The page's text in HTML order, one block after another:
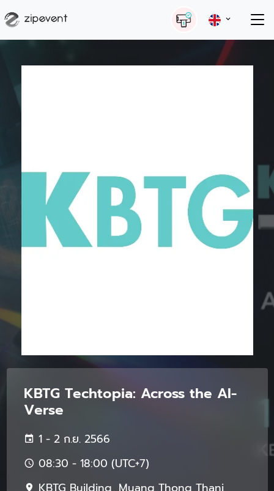
KBTG Techtopia: Across the AI-
Verse
1 - 2 ก.ย. 2566
08:30 - 18:00 (UTC+7)
KBTG Building, Muang Thong Thani